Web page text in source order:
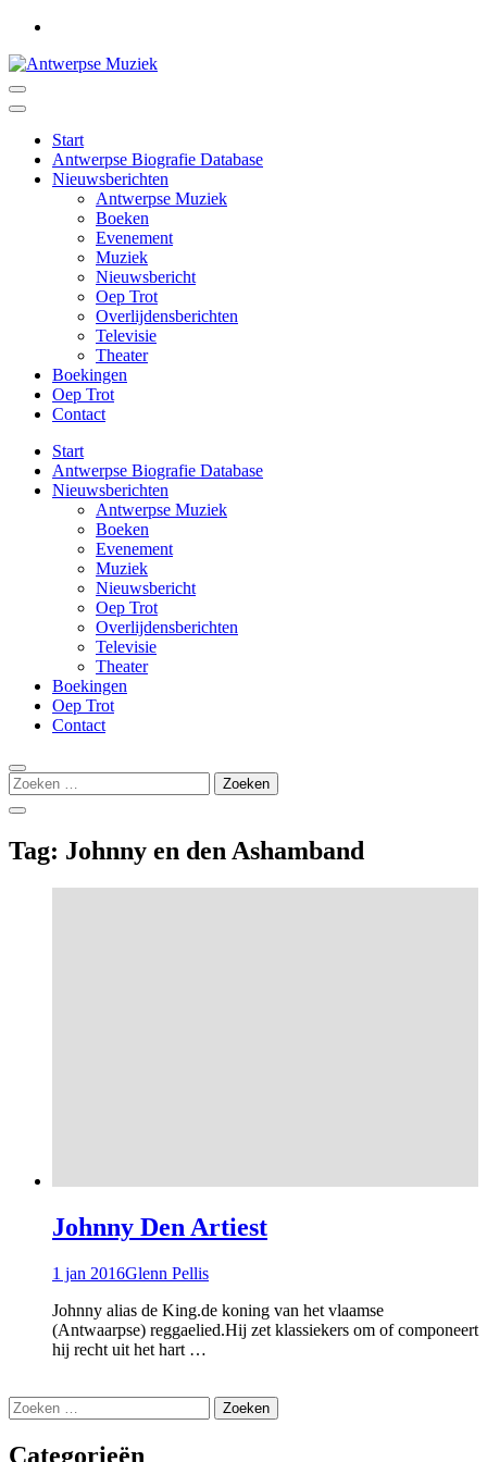
inhoud
(druk
op
Start
Antwerpse Biografie Database
Nieuwsberichten
Antwerpse Muziek
Boeken
Evenement
Muziek
Nieuwsbericht
Oep Trot
Overlijdensberichten
Televisie
Theater
Boekingen
Oep Trot
Contact
Start
Antwerpse Biografie Database
Nieuwsberichten
Antwerpse Muziek
Boeken
Evenement
Muziek
Nieuwsbericht
Oep Trot
Overlijdensberichten
Televisie
Theater
Boekingen
Oep Trot
Contact
Zoeken
naar:
Tag: Johnny en den Ashamband
Johnny Den Artiest
1 jan 2016Glenn Pellis
Johnny alias de King.de koning van het vlaamse
(Antwaarpse) reggaelied.Hij zet klassiekers om of componeert
hij recht uit het hart …
Zoeken
naar:
Categorieën